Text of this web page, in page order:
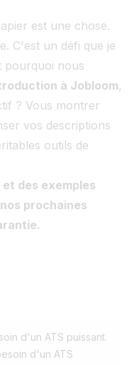
est une chose.
C'est un défi que je
pourquoi nous
à Jobloom,
? Vous montrer
vos descriptions
outils de
des exemples
prochaines
d'un ATS puissant.
d'un ATS